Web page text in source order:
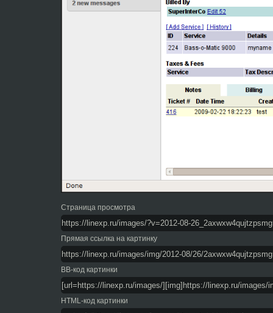
Страница просмотра
Прямая ссылка на картинку
BB-код картинки
HTML-код картинки